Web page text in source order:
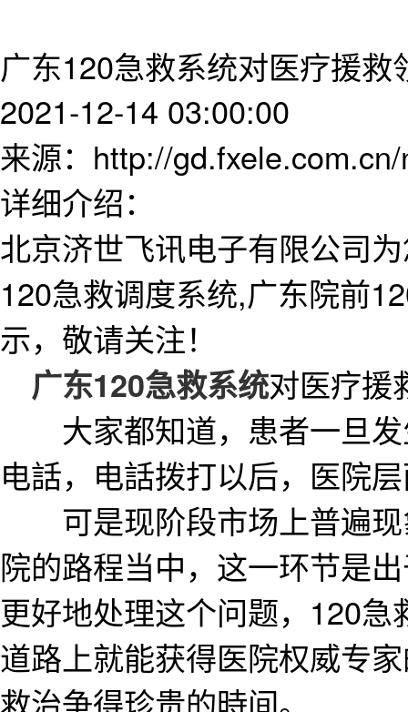
广东120急救系统对医疗援
2021-12-14 03:00:00
来源：http://
详细介绍：
北京济世飞讯电子有限公司
120急救调度系统,广东院前
示，敬请关注！
广东120急救系统对医疗援
大家都知道，患者一旦发
电話，电話拨打以后，医院
可是现阶段市场上普遍现
院的路程当中，这一环节是
更好地处理这个问题，120
道路上就能获得医院权威专
救治争得珍贵的時间。